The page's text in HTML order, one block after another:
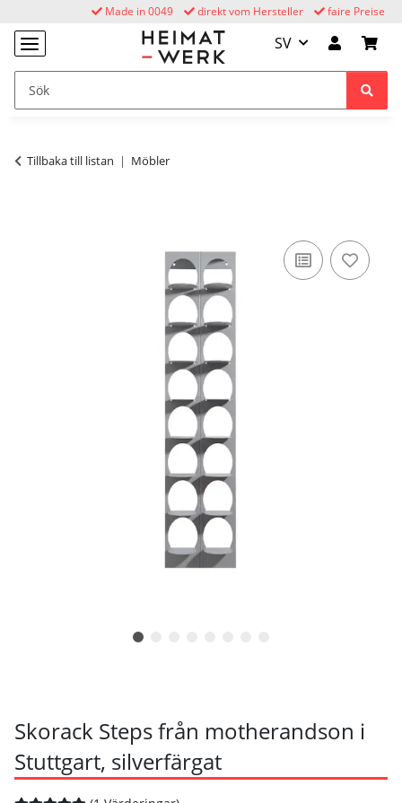
faire Preise
direkt vom Hersteller
Made in 0049
SV
Tillbaka till listan Möbler
Skorack Steps från motherandson i
Stuttgart, silverfärgat